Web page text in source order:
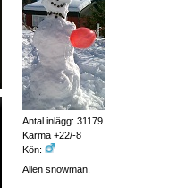
Antal inlägg: 31179
Karma +22/-8
Kön:
Alien snowman.